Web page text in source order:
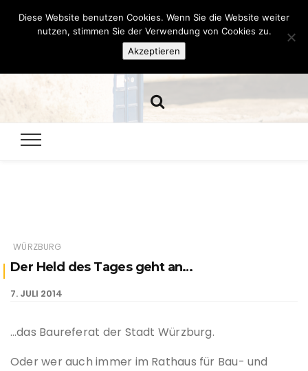
Hazamelistan
WÜRZBURG
Der Held des Tages geht an…
7. JULI 2014
…das Baureferat der Stadt Würzburg.
Oder wer auch immer im Rathaus für Bau- und
Diese Website benutzen Cookies. Wenn Sie die Website weiter
nutzen, stimmen Sie der Verwendung von Cookies zu.
Akzeptieren